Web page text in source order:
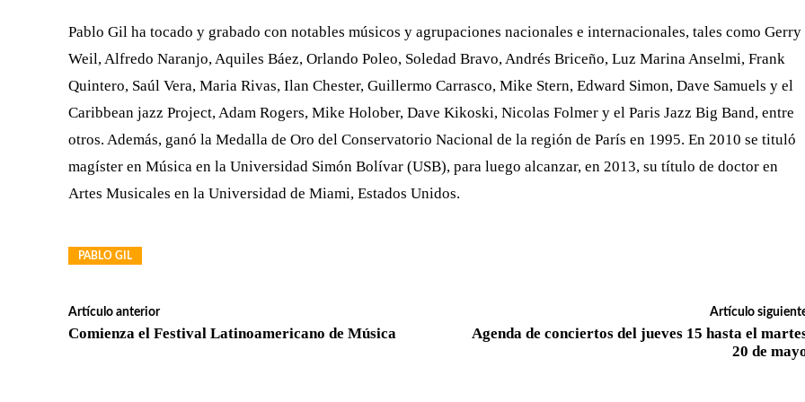
Pablo Gil ha tocado y grabado con notables músicos y agrupaciones nacionales e internacionales, tales como Gerry
Weil, Alfredo Naranjo, Aquiles Báez, Orlando Poleo, Soledad Bravo, Andrés Briceño, Luz Marina Anselmi, Frank
Quintero, Saúl Vera, Maria Rivas, Ilan Chester, Guillermo Carrasco, Mike Stern, Edward Simon, Dave Samuels y el
Caribbean jazz Project, Adam Rogers, Mike Holober, Dave Kikoski, Nicolas Folmer y el Paris Jazz Big Band, entre
otros. Además, ganó la Medalla de Oro del Conservatorio Nacional de la región de París en 1995. En 2010 se tituló
magíster en Música en la Universidad Simón Bolívar (USB), para luego alcanzar, en 2013, su título de doctor en
Artes Musicales en la Universidad de Miami, Estados Unidos.
PABLO GIL
Artículo anterior
Comienza el Festival Latinoamericano de Música
Artículo
Agenda de conciertos del jueves 15 hasta el
20 de